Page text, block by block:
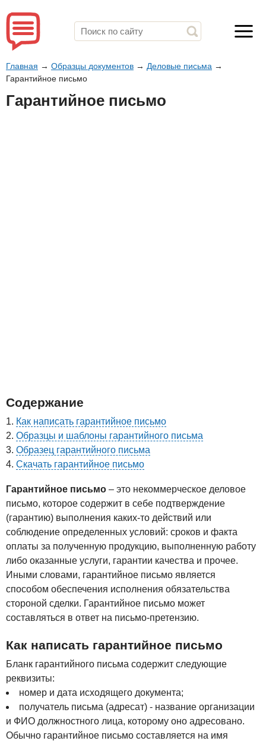
Главная → Образцы документов → Деловые письма →
Гарантийное письмо
Гарантийное письмо
Содержание
Как написать гарантийное письмо
Образцы и шаблоны гарантийного письма
Образец гарантийного письма
Скачать гарантийное письмо
Гарантийное письмо – это некоммерческое деловое
письмо, которое содержит в себе подтверждение
(гарантию) выполнения каких-то действий или
соблюдение определенных условий: сроков и факта
оплаты за полученную продукцию, выполненную работу
либо оказанные услуги, гарантии качества и прочее.
Иными словами, гарантийное письмо является
способом обеспечения исполнения обязательства
стороной сделки. Гарантийное письмо может
составляться в ответ на письмо-претензию.
Как написать гарантийное письмо
Бланк гарантийного письма содержит следующие
реквизиты:
номер и дата исходящего документа;
получатель письма (адресат) - название организации
и ФИО должностного лица, которому оно адресовано.
Обычно гарантийное письмо составляется на имя